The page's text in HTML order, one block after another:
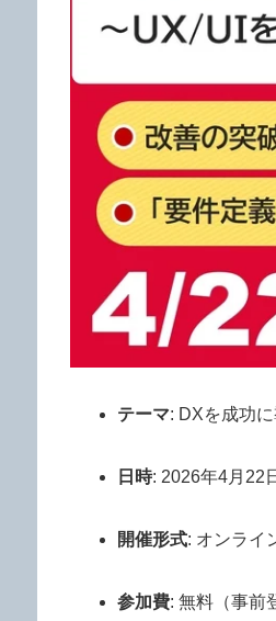
テーマ: DXを成功
日時: 2026年4月22
開催形式: オンライ
参加費: 無料（事前